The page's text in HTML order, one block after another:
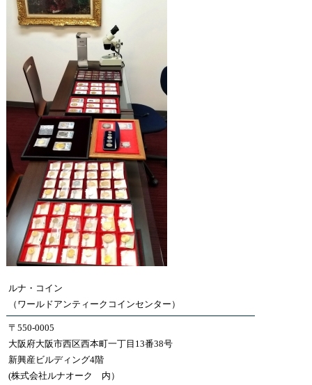
ルナ・コイン
（ワールドアンティークコインセンター）
〒550-0005
大阪府大阪市西区西本町一丁目13番38号
新興産ビルディング4階
(株式会社ルナオーク 内）